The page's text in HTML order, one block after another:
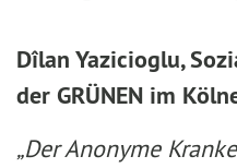
Dîlan Yazicioglu,
der GRÜNEN im
„Der Anonyme